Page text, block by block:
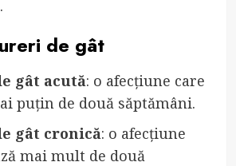
de gât
gât acută: o afecțiune care
puțin de două săptămâni.
gât cronică: o afecțiune
mai mult de două